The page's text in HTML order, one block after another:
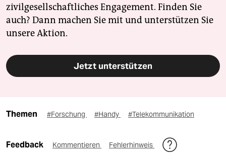
zivilgesellschaftliches Engagement. Finden Sie
auch? Dann machen Sie mit und unterstützen Sie
unsere Aktion.
Jetzt unterstützen
Themen #Forschung #Handy #Telekommunikation
Feedback Kommentieren Fehlerhinweis